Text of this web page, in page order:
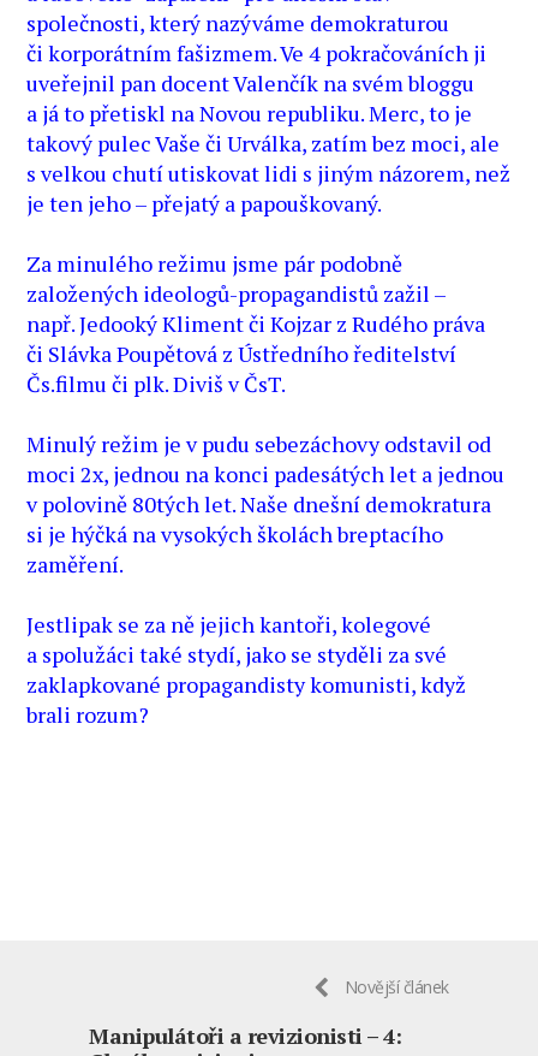
společnosti, který nazýváme demokraturou
či korporátním fašizmem. Ve 4 pokračováních ji
uveřejnil pan docent Valenčík na svém bloggu
a já to přetiskl na Novou republiku. Merc, to je
takový pulec Vaše či Urválka, zatím bez moci, ale
s velkou chutí utiskovat lidi s jiným názorem, než
je ten jeho – přejatý a papouškovaný.
Za minulého režimu jsme pár podobně
založených ideologů-propagandistů zažil –
např. Jedooký Kliment či Kojzar z Rudého práva
či Slávka Poupětová z Ústředního ředitelství
Čs.filmu či plk. Diviš v ČsT.
Minulý režim je v pudu sebezáchovy odstavil od
moci 2x, jednou na konci padesátých let a jednou
v polovině 80tých let. Naše dnešní demokratura
si je hýčká na vysokých školách breptacího
zaměření.
Jestlipak se za ně jejich kantoři, kolegové
a spolužáci také stydí, jako se styděli za své
zaklapkované propagandisty komunisti, když
brali rozum?
Novější článek
Manipulátoři a revizionisti – 4: